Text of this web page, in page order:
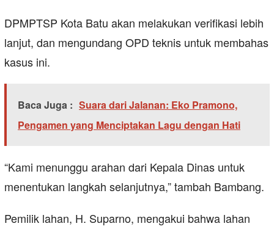
DPMPTSP Kota Batu akan melakukan verifikasi lebih
lanjut, dan mengundang OPD teknis untuk membahas
kasus ini.
Baca Juga : Suara dari Jalanan: Eko Pramono,
Pengamen yang Menciptakan Lagu dengan Hati
“Kami menunggu arahan dari Kepala Dinas untuk
menentukan langkah selanjutnya,” tambah Bambang.
Pemilik lahan, H. Suparno, mengakui bahwa lahan